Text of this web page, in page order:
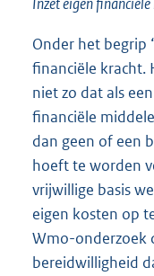
Onder het begrip
financiële kracht.
niet zo dat als
financiële
dan geen of een
hoeft te worden
vrijwillige basis
eigen kosten op
Wmo-onderzoek
bereidwilligheid